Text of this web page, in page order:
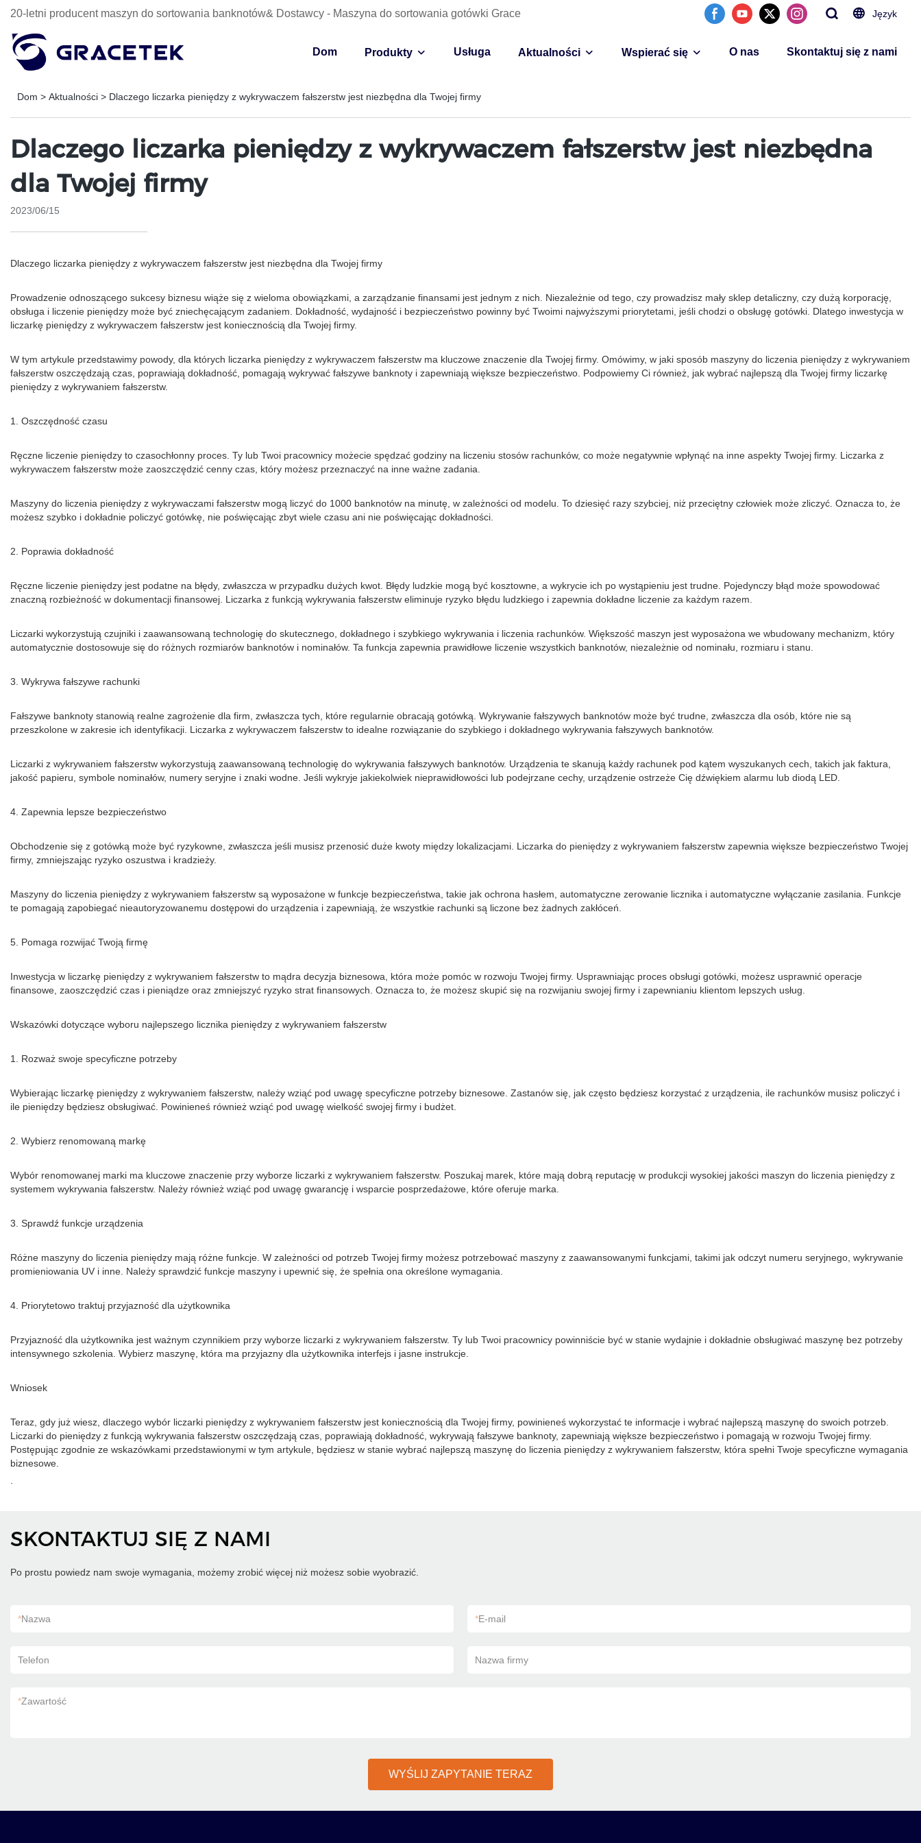
20-letni producent maszyn do sortowania banknotów& Dostawcy - Maszyna do sortowania gotówki Grace Język
Dom Produkty Usługa Aktualności Wspierać się O nas Skontaktuj się z nami
Dom > Aktualności > Dlaczego liczarka pieniędzy z wykrywaczem fałszerstw jest niezbędna dla Twojej firmy
Dlaczego liczarka pieniędzy z wykrywaczem fałszerstw jest niezbędna
dla Twojej firmy
2023/06/15
Dlaczego liczarka pieniędzy z wykrywaczem fałszerstw jest niezbędna dla Twojej firmy
Prowadzenie odnoszącego sukcesy biznesu wiąże się z wieloma obowiązkami, a zarządzanie finansami jest jednym z nich. Niezależnie od tego, czy prowadzisz mały sklep detaliczny, czy dużą korporację,
obsługa i liczenie pieniędzy może być zniechęcającym zadaniem. Dokładność, wydajność i bezpieczeństwo powinny być Twoimi najwyższymi priorytetami, jeśli chodzi o obsługę gotówki. Dlatego inwestycja w
liczarkę pieniędzy z wykrywaczem fałszerstw jest koniecznością dla Twojej firmy.
W tym artykule przedstawimy powody, dla których liczarka pieniędzy z wykrywaczem fałszerstw ma kluczowe znaczenie dla Twojej firmy. Omówimy, w jaki sposób maszyny do liczenia pieniędzy z wykrywaniem
fałszerstw oszczędzają czas, poprawiają dokładność, pomagają wykrywać fałszywe banknoty i zapewniają większe bezpieczeństwo. Podpowiemy Ci również, jak wybrać najlepszą dla Twojej firmy liczarkę
pieniędzy z wykrywaniem fałszerstw.
1. Oszczędność czasu
Ręczne liczenie pieniędzy to czasochłonny proces. Ty lub Twoi pracownicy możecie spędzać godziny na liczeniu stosów rachunków, co może negatywnie wpłynąć na inne aspekty Twojej firmy. Liczarka z
wykrywaczem fałszerstw może zaoszczędzić cenny czas, który możesz przeznaczyć na inne ważne zadania.
Maszyny do liczenia pieniędzy z wykrywaczami fałszerstw mogą liczyć do 1000 banknotów na minutę, w zależności od modelu. To dziesięć razy szybciej, niż przeciętny człowiek może zliczyć. Oznacza to, że
możesz szybko i dokładnie policzyć gotówkę, nie poświęcając zbyt wiele czasu ani nie poświęcając dokładności.
2. Poprawia dokładność
Ręczne liczenie pieniędzy jest podatne na błędy, zwłaszcza w przypadku dużych kwot. Błędy ludzkie mogą być kosztowne, a wykrycie ich po wystąpieniu jest trudne. Pojedynczy błąd może spowodować
znaczną rozbieżność w dokumentacji finansowej. Liczarka z funkcją wykrywania fałszerstw eliminuje ryzyko błędu ludzkiego i zapewnia dokładne liczenie za każdym razem.
Liczarki wykorzystują czujniki i zaawansowaną technologię do skutecznego, dokładnego i szybkiego wykrywania i liczenia rachunków. Większość maszyn jest wyposażona we wbudowany mechanizm, który
automatycznie dostosowuje się do różnych rozmiarów banknotów i nominałów. Ta funkcja zapewnia prawidłowe liczenie wszystkich banknotów, niezależnie od nominału, rozmiaru i stanu.
3. Wykrywa fałszywe rachunki
Fałszywe banknoty stanowią realne zagrożenie dla firm, zwłaszcza tych, które regularnie obracają gotówką. Wykrywanie fałszywych banknotów może być trudne, zwłaszcza dla osób, które nie są
przeszkolone w zakresie ich identyfikacji. Liczarka z wykrywaczem fałszerstw to idealne rozwiązanie do szybkiego i dokładnego wykrywania fałszywych banknotów.
Liczarki z wykrywaniem fałszerstw wykorzystują zaawansowaną technologię do wykrywania fałszywych banknotów. Urządzenia te skanują każdy rachunek pod kątem wyszukanych cech, takich jak faktura,
jakość papieru, symbole nominałów, numery seryjne i znaki wodne. Jeśli wykryje jakiekolwiek nieprawidłowości lub podejrzane cechy, urządzenie ostrzeże Cię dźwiękiem alarmu lub diodą LED.
4. Zapewnia lepsze bezpieczeństwo
Obchodzenie się z gotówką może być ryzykowne, zwłaszcza jeśli musisz przenosić duże kwoty między lokalizacjami. Liczarka do pieniędzy z wykrywaniem fałszerstw zapewnia większe bezpieczeństwo Twojej
firmy, zmniejszając ryzyko oszustwa i kradzieży.
Maszyny do liczenia pieniędzy z wykrywaniem fałszerstw są wyposażone w funkcje bezpieczeństwa, takie jak ochrona hasłem, automatyczne zerowanie licznika i automatyczne wyłączanie zasilania. Funkcje
te pomagają zapobiegać nieautoryzowanemu dostępowi do urządzenia i zapewniają, że wszystkie rachunki są liczone bez żadnych zakłóceń.
5. Pomaga rozwijać Twoją firmę
Inwestycja w liczarkę pieniędzy z wykrywaniem fałszerstw to mądra decyzja biznesowa, która może pomóc w rozwoju Twojej firmy. Usprawniając proces obsługi gotówki, możesz usprawnić operacje
finansowe, zaoszczędzić czas i pieniądze oraz zmniejszyć ryzyko strat finansowych. Oznacza to, że możesz skupić się na rozwijaniu swojej firmy i zapewnianiu klientom lepszych usług.
Wskazówki dotyczące wyboru najlepszego licznika pieniędzy z wykrywaniem fałszerstw
1. Rozważ swoje specyficzne potrzeby
Wybierając liczarkę pieniędzy z wykrywaniem fałszerstw, należy wziąć pod uwagę specyficzne potrzeby biznesowe. Zastanów się, jak często będziesz korzystać z urządzenia, ile rachunków musisz policzyć i
ile pieniędzy będziesz obsługiwać. Powinieneś również wziąć pod uwagę wielkość swojej firmy i budżet.
2. Wybierz renomowaną markę
Wybór renomowanej marki ma kluczowe znaczenie przy wyborze liczarki z wykrywaniem fałszerstw. Poszukaj marek, które mają dobrą reputację w produkcji wysokiej jakości maszyn do liczenia pieniędzy z
systemem wykrywania fałszerstw. Należy również wziąć pod uwagę gwarancję i wsparcie posprzedażowe, które oferuje marka.
3. Sprawdź funkcje urządzenia
Różne maszyny do liczenia pieniędzy mają różne funkcje. W zależności od potrzeb Twojej firmy możesz potrzebować maszyny z zaawansowanymi funkcjami, takimi jak odczyt numeru seryjnego, wykrywanie
promieniowania UV i inne. Należy sprawdzić funkcje maszyny i upewnić się, że spełnia ona określone wymagania.
4. Priorytetowo traktuj przyjazność dla użytkownika
Przyjazność dla użytkownika jest ważnym czynnikiem przy wyborze liczarki z wykrywaniem fałszerstw. Ty lub Twoi pracownicy powinniście być w stanie wydajnie i dokładnie obsługiwać maszynę bez potrzeby
intensywnego szkolenia. Wybierz maszynę, która ma przyjazny dla użytkownika interfejs i jasne instrukcje.
Wniosek
Teraz, gdy już wiesz, dlaczego wybór liczarki pieniędzy z wykrywaniem fałszerstw jest koniecznością dla Twojej firmy, powinieneś wykorzystać te informacje i wybrać najlepszą maszynę do swoich potrzeb.
Liczarki do pieniędzy z funkcją wykrywania fałszerstw oszczędzają czas, poprawiają dokładność, wykrywają fałszywe banknoty, zapewniają większe bezpieczeństwo i pomagają w rozwoju Twojej firmy.
Postępując zgodnie ze wskazówkami przedstawionymi w tym artykule, będziesz w stanie wybrać najlepszą maszynę do liczenia pieniędzy z wykrywaniem fałszerstw, która spełni Twoje specyficzne wymagania
biznesowe.
SKONTAKTUJ SIĘ Z NAMI
Po prostu powiedz nam swoje wymagania, możemy zrobić więcej niż możesz sobie wyobrazić.
*Nazwa *E-mail
Telefon Nazwa firmy
*Zawartość
WYŚLIJ ZAPYTANIE TERAZ